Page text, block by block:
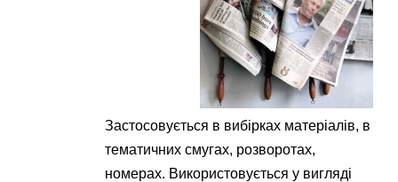
Застосовується в вибірках матеріалів, в
тематичних смугах, розворотах,
номерах. Використовується у вигляді